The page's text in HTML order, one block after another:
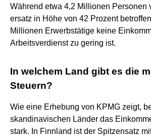
Während etwa 4,2 Millionen Personen
ersatz in Höhe von 42 Prozent
Millionen Erwerbstätige keine
Arbeitsverdienst zu gering ist.
In welchem Land gibt es die
Steuern?
Wie eine Erhebung von KPMG zeigt,
skandinavischen Länder das
stark. In Finnland ist der Spitzensatz